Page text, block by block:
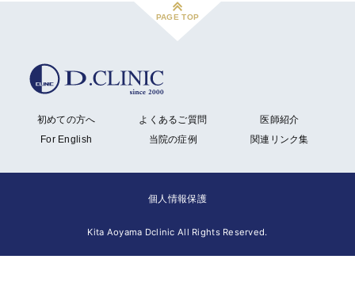
PAGE TOP
初めての方へ よくあるご質問
医師紹介
For English
当院の症例 関連リンク集
個人情報保護
Kita Aoyama Dclinic All Rights Reserved.